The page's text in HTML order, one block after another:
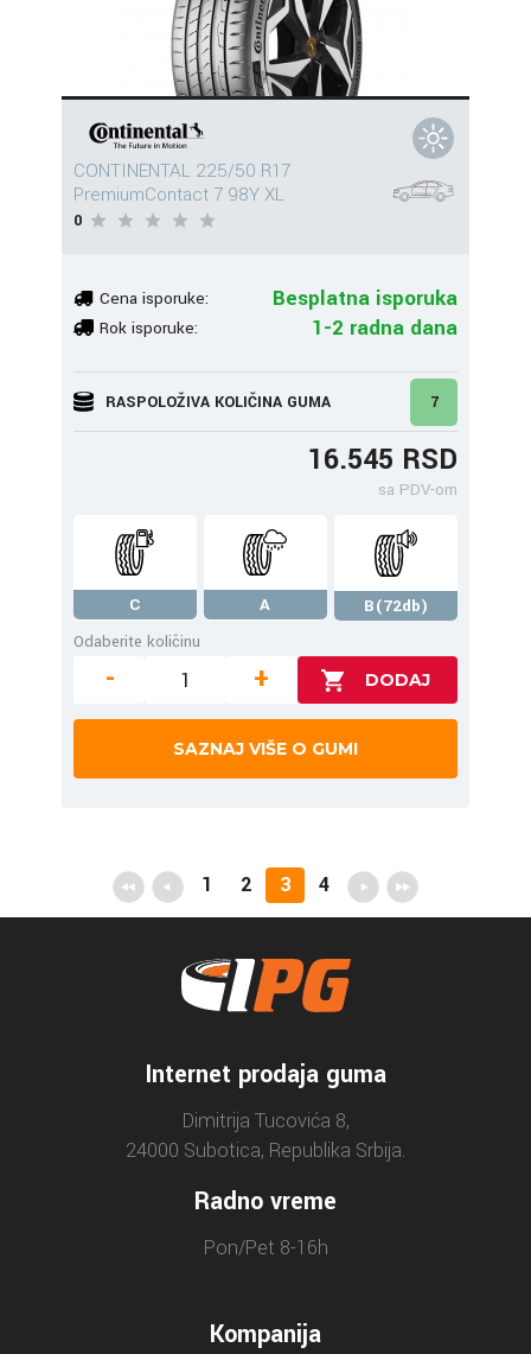
CONTINENTAL 225/50 R17
PremiumContact 7 98Y XL
0
Cena isporuke: Besplatna isporuka
Rok isporuke: 1-2 radna dana
RASPOLOŽIVA KOLIČINA GUMA 7
16.545 RSD
sa PDV-om
C A
B(72db)
Odaberite količinu
- +
SAZNAJ VIŠE O GUMI
1 2 3 4
Internet prodaja guma
Dimitrija Tucovića 8,
24000 Subotica, Republika Srbija.
Radno vreme
Pon/Pet 8-16h
Kompanija